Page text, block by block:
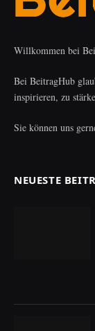
Willkommen bei
Bei BeitragHub
inspirieren, zu
Sie können uns
NEUESTE